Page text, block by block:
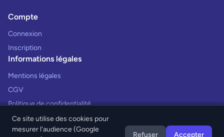
Compte
Connexion
Inscription
Informations légales
Mentions légales
CGV
Politique de confidentialité
Ce site utilise des cookies pour
mesurer l'audience (Google
Refuser Accepter